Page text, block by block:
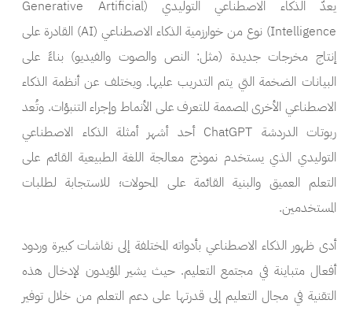
يعدّ الذكاء الاصطناعي التوليدي (Generative Artificial
Intelligence) نوع من خوارزمية الذكاء الاصطناعي (AI) القادرة على
إنتاج مخرجات جديدة (مثل: النص والصوت والفيديو) بناءً على
البيانات الضخمة التي يتم التدريب عليها. ويختلف عن أنظمة الذكاء
الاصطناعي الأخرى المصممة للتعرف على الأنماط وإجراء التنبؤات. وتُعد
ربوتات الدردشة ChatGPT أحد أشهر أمثلة الذكاء الاصطناعي
التوليدي الذي يستخدم نموذج معالجة اللغة الطبيعية القائم على
التعلم العميق والبنية القائمة على المحولات؛ للاستجابة لطلبات
المستخدمين.
أدى ظهور الذكاء الاصطناعي بأدواته المختلفة إلى نقاشات كبيرة وردود
أفعال متباينة في مجتمع التعليم. حيث يشير المؤيدون لإدخال هذه
التقنية في مجال التعليم إلى قدرتها على دعم التعلم من خلال توفير